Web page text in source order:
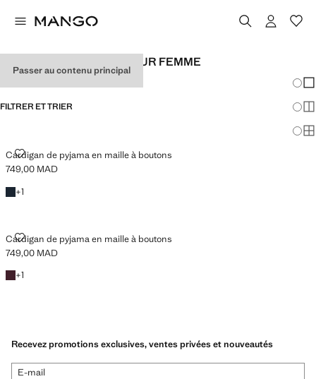
Passer au contenu principal
T-SHIRTS DE PYJAMA POUR FEMME
FILTRER ET TRIER
Cardigan de pyjama en maille à boutons
CARDIGAN DE PYJAMA EN MAILLE À BOUTONS
Prix actuel [749,00 MAD ]
749,00 MAD
Bleu marine foncé
+1
+1 couleur
Cardigan de pyjama en maille à boutons
CARDIGAN DE PYJAMA EN MAILLE À BOUTONS
Prix actuel [749,00 MAD ]
749,00 MAD
Bordeaux
+1
+1 couleur
Recevez promotions exclusives, ventes privées et nouveautés
E-mail